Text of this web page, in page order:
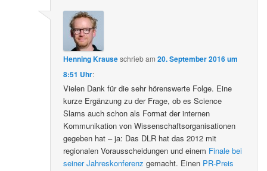
Henning Krauseschriebam20. September 2016 um
8:51 Uhr:
Vielen Dank für die sehr hörenswerte Folge. Eine
kurze Ergänzung zu der Frage, ob es Science
Slams auch schon als Format der internen
Kommunikation von Wissenschaftsorganisationen
gegeben hat – ja: Das DLR hat das 2012 mit
regionalen Vorausscheidungen und einem Finale bei
seiner Jahreskonferenz gemacht. Einen PR-Preis